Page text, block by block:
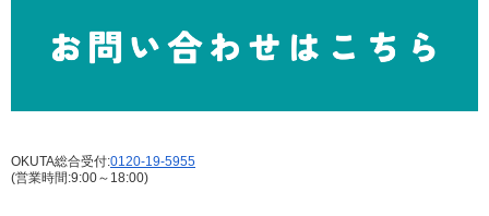
OKUTA総合受付:0120-19-5955
(営業時間:9:00～18:00)